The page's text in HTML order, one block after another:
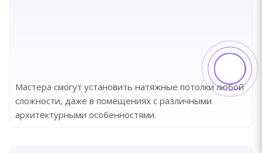
Мастера смогут установить натяжные потолки любой
сложности, даже в помещениях с различными
архитектурными особенностями.